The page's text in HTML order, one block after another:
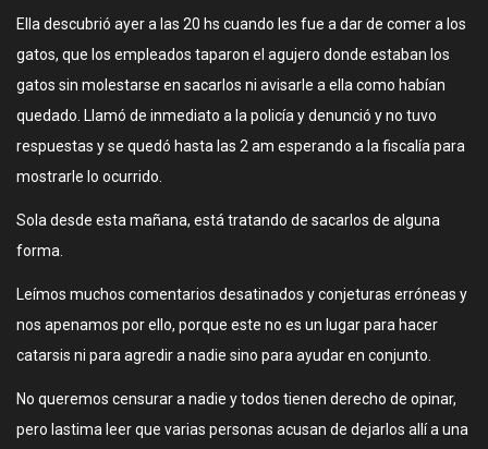
Ella descubrió ayer a las 20 hs cuando les fue a dar de comer a los
gatos, que los empleados taparon el agujero donde estaban los
gatos sin molestarse en sacarlos ni avisarle a ella como habían
quedado. Llamó de inmediato a la policía y denunció y no tuvo
respuestas y se quedó hasta las 2 am esperando a la fiscalía para
mostrarle lo ocurrido.
Sola desde esta mañana, está tratando de sacarlos de alguna
forma.
Leímos muchos comentarios desatinados y conjeturas erróneas y
nos apenamos por ello, porque este no es un lugar para hacer
catarsis ni para agredir a nadie sino para ayudar en conjunto.
No queremos censurar a nadie y todos tienen derecho de opinar,
pero lastima leer que varias personas acusan de dejarlos allí a una